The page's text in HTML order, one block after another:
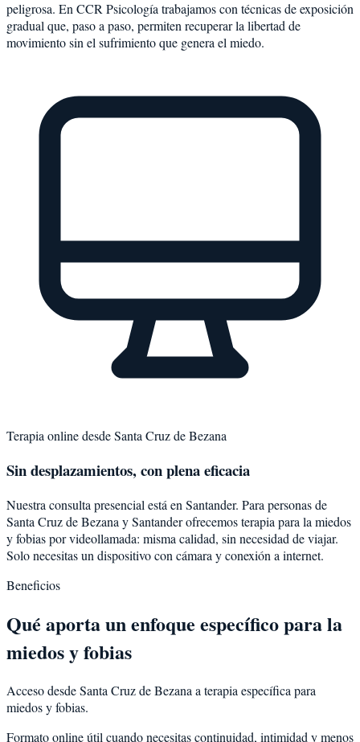
peligrosa. En CCR Psicología trabajamos con técnicas de exposición
gradual que, paso a paso, permiten recuperar la libertad de
movimiento sin el sufrimiento que genera el miedo.
Terapia online desdeSanta Cruz de Bezana
Sin desplazamientos, con plena eficacia
Nuestra consulta presencial está en Santander. Para personas de
Santa Cruz de Bezana ySantanderofrecemos terapia para la miedos
y fobiaspor videollamada: misma calidad, sin necesidad de viajar.
Solo necesitas un dispositivo con cámara y conexión a internet.
Beneficios
Qué aporta un enfoque específico para la
miedos y fobias
Acceso desde Santa Cruz de Bezana a terapia específica para
miedos y fobias.
Formato online útil cuando necesitas continuidad, intimidad y menos